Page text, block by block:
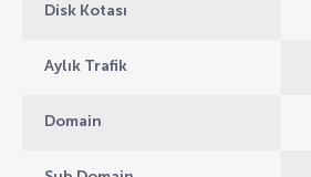
Disk Kotası
Aylık Trafik
Domain